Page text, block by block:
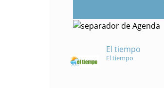
El tiempo
El tiempo